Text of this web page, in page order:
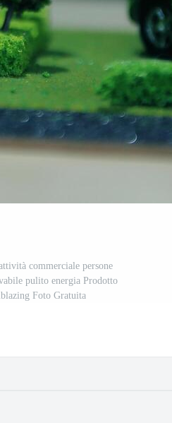
commerciale persone
pulito energia Prodotto
Foto Gratuita